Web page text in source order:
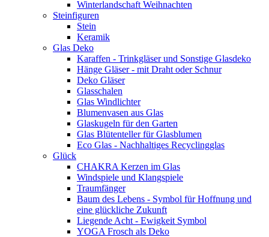
Winterlandschaft Weihnachten
Steinfiguren
Stein
Keramik
Glas Deko
Karaffen - Trinkgläser und Sonstige Glasdeko
Hänge Gläser - mit Draht oder Schnur
Deko Gläser
Glasschalen
Glas Windlichter
Blumenvasen aus Glas
Glaskugeln für den Garten
Glas Blütenteller für Glasblumen
Eco Glas - Nachhaltiges Recyclingglas
Glück
CHAKRA Kerzen im Glas
Windspiele und Klangspiele
Traumfänger
Baum des Lebens - Symbol für Hoffnung und
eine glückliche Zukunft
Liegende Acht - Ewigkeit Symbol
YOGA Frosch als Deko